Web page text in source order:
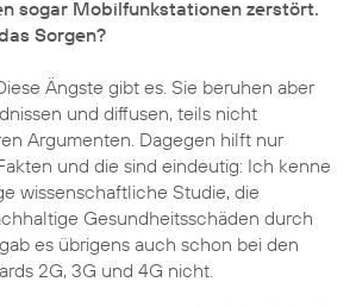
sogar Mobilfunkstationen zerstört.
Sorgen?
Ängste gibt es. Sie beruhen aber
und diffusen, teils nicht
Argumenten. Dagegen hilft nur
und die sind eindeutig: Ich kenne
wissenschaftliche Studie, die
Gesundheitsschäden durch
es übrigens auch schon bei den
2G, 3G und 4G nicht.